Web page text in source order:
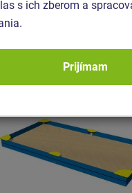
s ich zberom a
Prijímam